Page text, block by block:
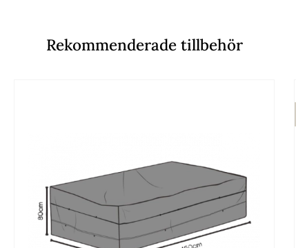
Rekommenderade tillbehör